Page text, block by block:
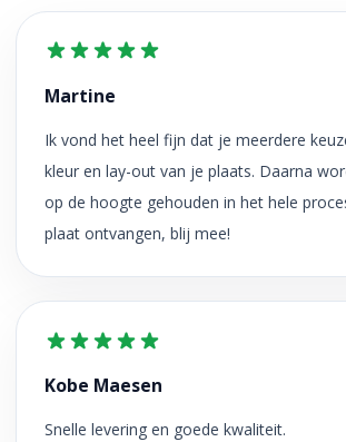
Martine
Ik vond het heel fijn dat je meerdere
kleur en lay-out van je plaats. Daarna
op de hoogte gehouden in het hele
plaat ontvangen, blij mee!
Kobe Maesen
Snelle levering en goede kwaliteit.